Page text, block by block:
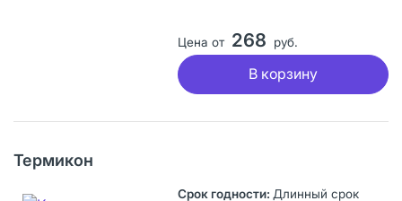
Цена от 268 руб.
В корзину
Термикон
Длинный срок